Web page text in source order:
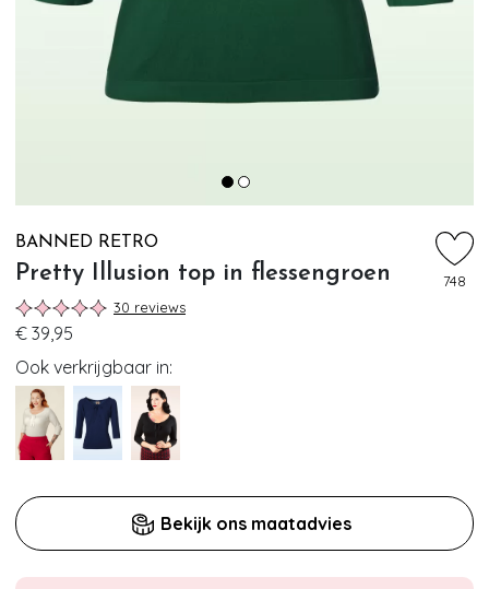
BANNED RETRO
Pretty Illusion top in flessengroen
748
30 reviews
€ 39,95
Ook verkrijgbaar in:
Bekijk ons maatadvies